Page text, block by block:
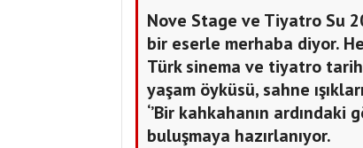
Nove Stage ve Tiyatro Su
bir eserle merhaba diyor.
Türk sinema ve tiyatro
yaşam öyküsü, sahne
‘’Bir kahkahanın ardındaki
buluşmaya hazırlanıyor.